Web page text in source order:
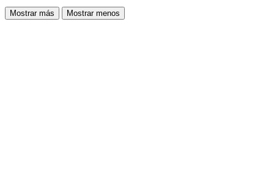
Mostrar más Mostrar menos